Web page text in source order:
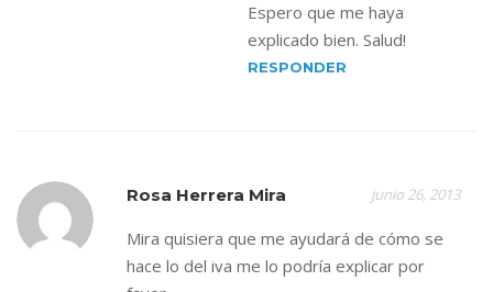
Espero que me haya
explicado bien. Salud!
RESPONDER
Rosa Herrera Mira junio 26, 2013
Mira quisiera que me ayudará de cómo se
hace lo del iva me lo podría explicar por